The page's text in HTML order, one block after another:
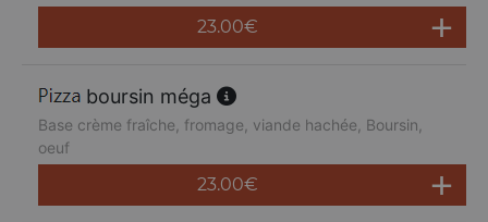
23.00€
boursin méga
Base crème fraîche, fromage, viande hachée, Boursin,
oeuf
23.00€